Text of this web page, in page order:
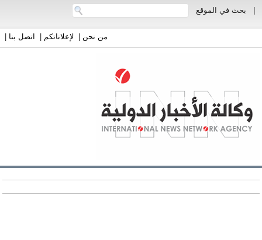
بحث في الموقع
من نحن| لإعلاناتكم| اتصل بنا|